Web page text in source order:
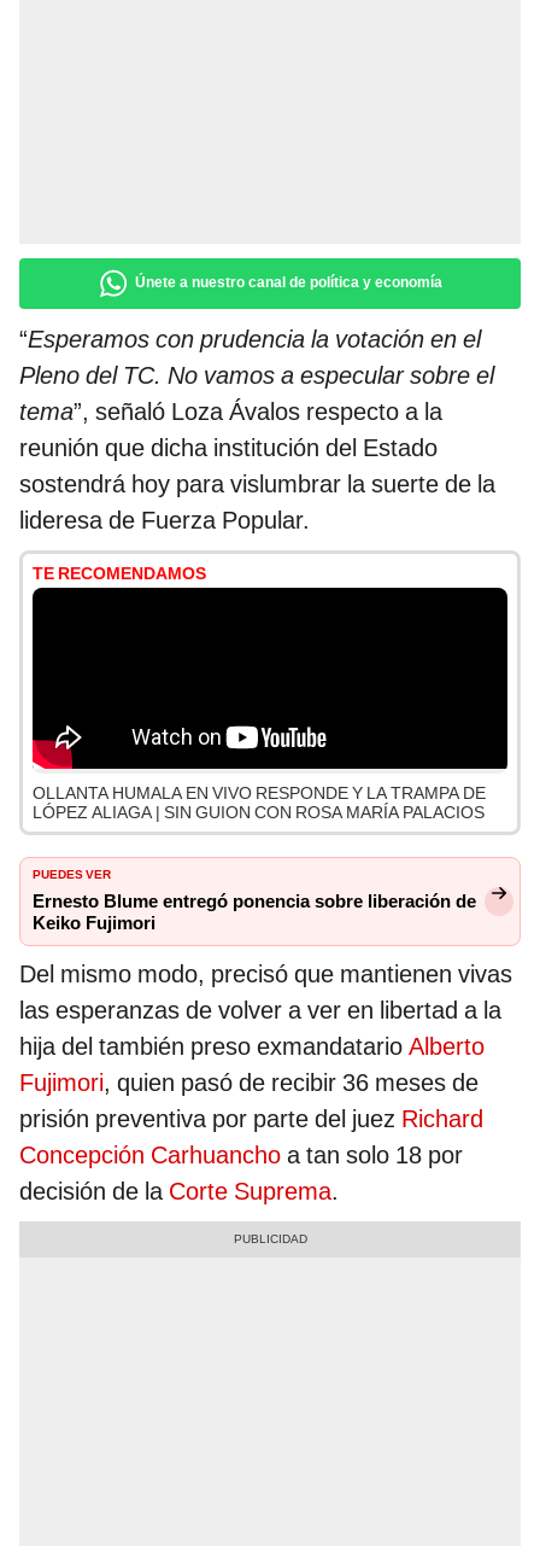
Únete a nuestro canal de política y economía
“Esperamos con prudencia la votación en el
Pleno del TC. No vamos a especular sobre el
tema”, señaló Loza Ávalos respecto a la
reunión que dicha institución del Estado
sostendrá hoy para vislumbrar la suerte de la
lideresa de Fuerza Popular.
TE RECOMENDAMOS
OLLANTA HUMALA EN VIVO RESPONDE Y LA TRAMPA DE
LÓPEZ ALIAGA | SIN GUION CON ROSA MARÍA PALACIOS
PUEDES VER
Ernesto Blume entregó ponencia sobre liberación de
Keiko Fujimori
Del mismo modo, precisó que mantienen vivas
las esperanzas de volver a ver en libertad a la
hija del también preso exmandatario Alberto
Fujimori, quien pasó de recibir 36 meses de
prisión preventiva por parte del juez Richard
Concepción Carhuancho a tan solo 18 por
decisión de la Corte Suprema.